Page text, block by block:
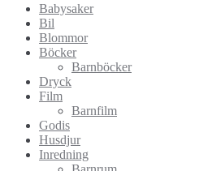
Babysaker
Bil
Blommor
Böcker
Barnböcker
Dryck
Film
Barnfilm
Godis
Husdjur
Inredning